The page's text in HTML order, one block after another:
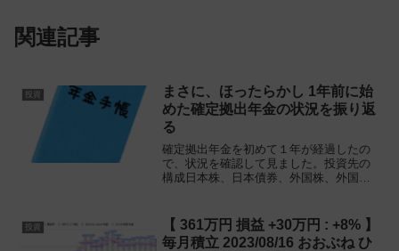
関連記事
投資
まさに、ほったらかし 1年前に始
めた確定拠出年金の状況を振り返
る
確定拠出年金を初めて１年が経過したの
で、状況を確認して見ました。投資先の
構成日本株、日本債券、外国株、外国債
を変化させることができず、自分で運用
方法を変える必要...
投資
【 361万円 損益 +30万円 : +8% 】
毎月積立 2023/08/16 おおぶね ひ